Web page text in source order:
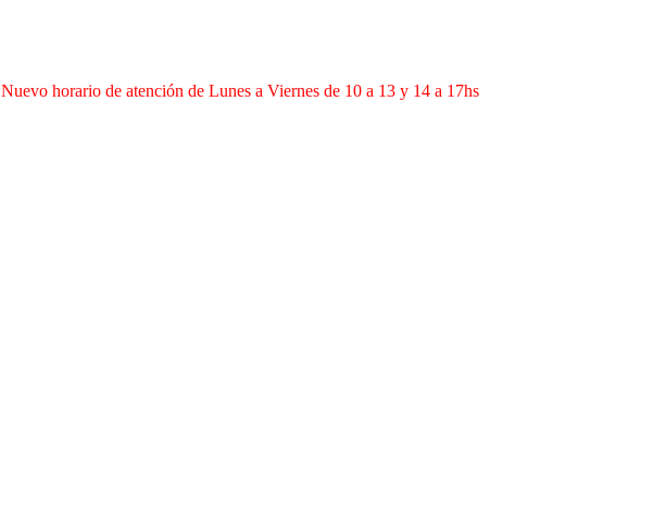
Nuevo horario de atención de Lunes a Viernes de 10 a 13 y 14 a 17hs